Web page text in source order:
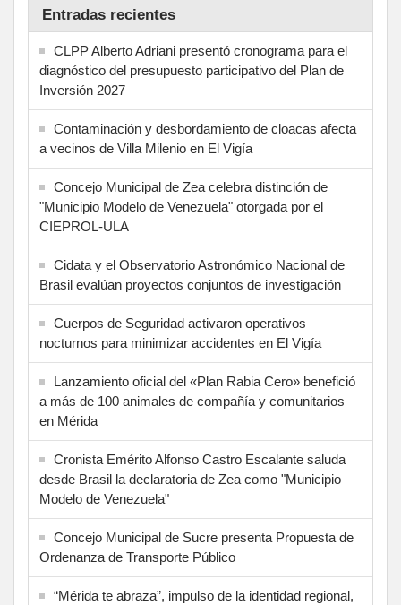
Entradas recientes
CLPP Alberto Adriani presentó cronograma para el
diagnóstico del presupuesto participativo del Plan de
Inversión 2027
Contaminación y desbordamiento de cloacas afecta
a vecinos de Villa Milenio en El Vigía
Concejo Municipal de Zea celebra distinción de
"Municipio Modelo de Venezuela" otorgada por el
CIEPROL-ULA
Cidata y el Observatorio Astronómico Nacional de
Brasil evalúan proyectos conjuntos de investigación
Cuerpos de Seguridad activaron operativos
nocturnos para minimizar accidentes en El Vigía
Lanzamiento oficial del «Plan Rabia Cero» benefició
a más de 100 animales de compañía y comunitarios
en Mérida
Cronista Emérito Alfonso Castro Escalante saluda
desde Brasil la declaratoria de Zea como "Municipio
Modelo de Venezuela"
Concejo Municipal de Sucre presenta Propuesta de
Ordenanza de Transporte Público
“Mérida te abraza”, impulso de la identidad regional,